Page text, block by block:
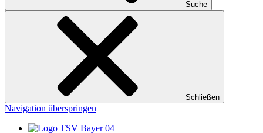
Suche
Schließen
Navigation überspringen